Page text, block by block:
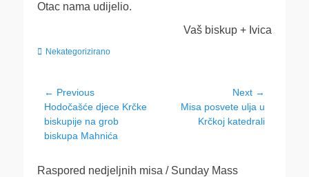
Otac nama udijelio.
Vaš biskup + Ivica
Categories
Nekategorizirano
Navigacija
objava
← Previous
Previous
post:
Hodočašće djece Krčke
biskupije na grob
biskupa Mahnića
Next →
Misa posvete ulja u
Krčkoj katedrali
Raspored nedjeljnih misa / Sunday Mass